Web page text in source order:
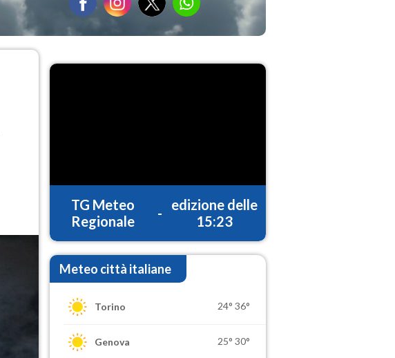
TG Meteo
Regionale
-
edizione delle
15:23
Meteo città italiane
Torino 24° 36°
Genova 25° 30°